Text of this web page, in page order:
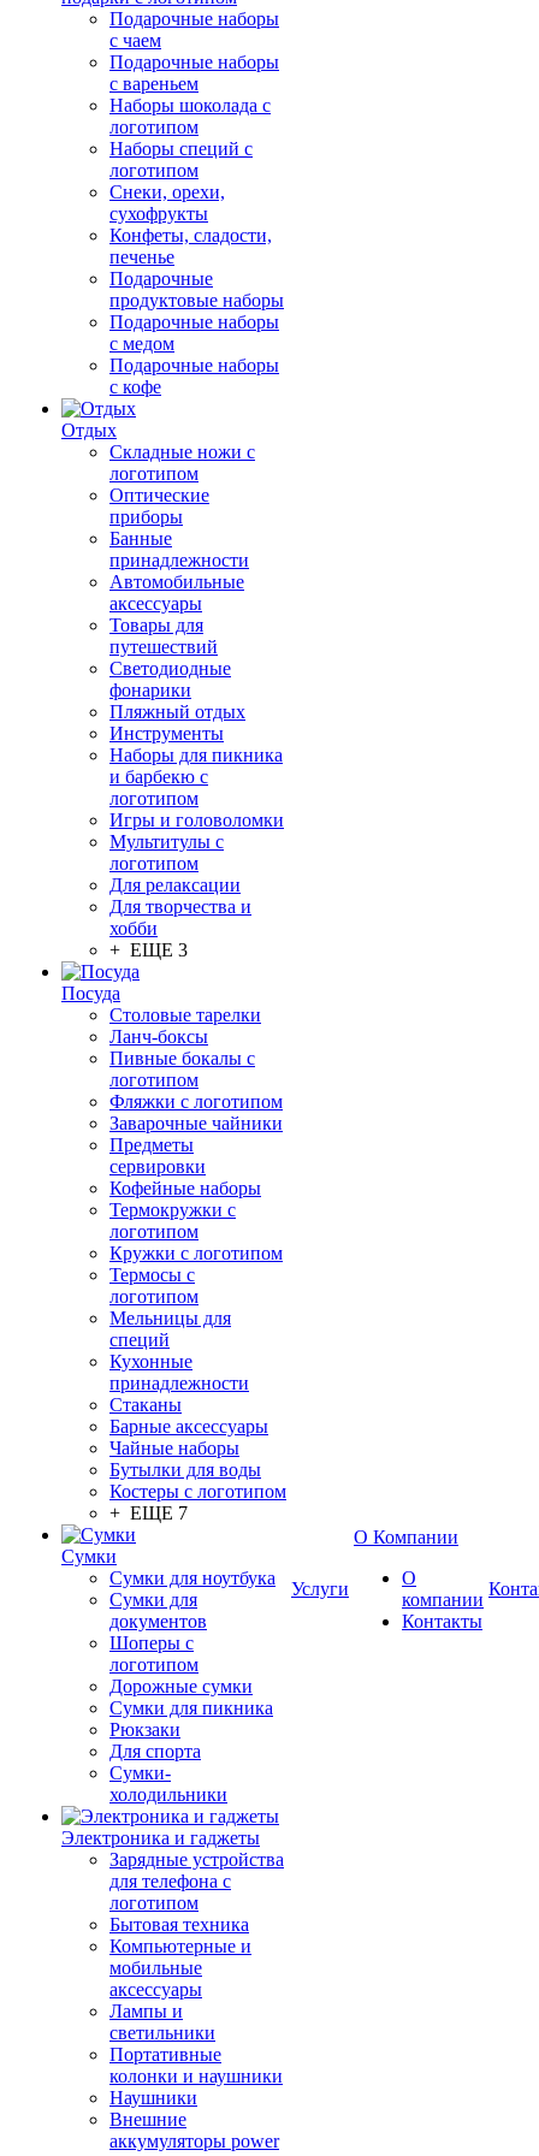
Подарочные наборы
с чаем
Подарочные наборы
с вареньем
Наборы шоколада с
логотипом
Наборы специй с
логотипом
Снеки, орехи,
сухофрукты
Конфеты, сладости,
печенье
Подарочные
продуктовые наборы
Подарочные наборы
с медом
Подарочные наборы
с кофе
Отдых
Складные ножи с
логотипом
Оптические
приборы
Банные
принадлежности
Автомобильные
аксессуары
Товары для
путешествий
Светодиодные
фонарики
Пляжный отдых
Инструменты
Наборы для пикника
и барбекю с
логотипом
Игры и головоломки
Мультитулы с
логотипом
Для релаксации
Для творчества и
хобби
+ ЕЩЕ 3
Посуда
Столовые тарелки
Ланч-боксы
Пивные бокалы с
логотипом
Фляжки с логотипом
Заварочные чайники
Предметы
сервировки
Кофейные наборы
Термокружки с
логотипом
Кружки с логотипом
Термосы с
логотипом
Мельницы для
специй
Кухонные
принадлежности
Стаканы
Барные аксессуары
Чайные наборы
Бутылки для воды
Костеры с логотипом
+ ЕЩЕ 7
Сумки
Сумки для ноутбука
Сумки для
документов
Шоперы с
логотипом
Дорожные сумки
Сумки для пикника
Рюкзаки
Для спорта
Сумки-
холодильники
Электроника и гаджеты
Зарядные устройства
для телефона с
логотипом
Бытовая техника
Компьютерные и
мобильные
аксессуары
Лампы и
светильники
Портативные
колонки и наушники
Наушники
Внешние
аккумуляторы power
Услуги
О Компании
О
компании
Контакты